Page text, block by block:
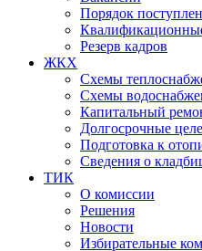
Порядок
Резерв кадров
ЖКХ
Схемы
Схемы
Капитальный
Долгосрочные
Подготовка к
Сведения о
ТИК
О комиссии
Решения
Новости
Избирательные